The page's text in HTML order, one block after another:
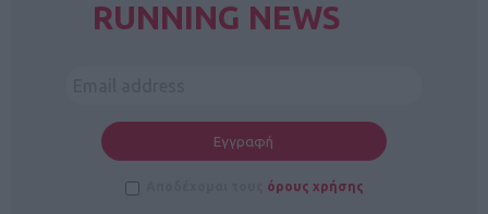
RUNNING NEWS
όρους χρήσης